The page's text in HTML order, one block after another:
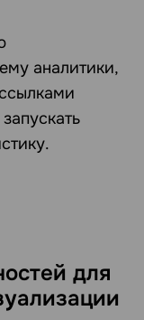
аналитики,
для